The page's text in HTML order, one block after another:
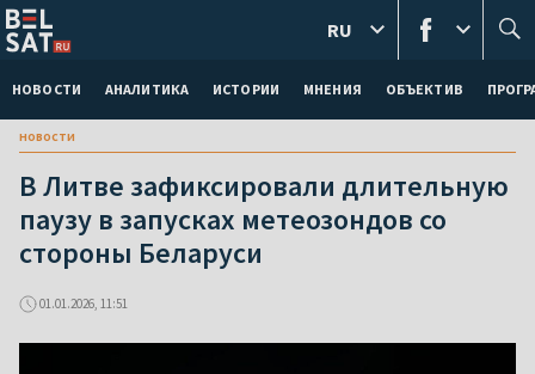
НОВОСТИ АНАЛИТИКА ИСТОРИИ МНЕНИЯ ОБЪЕКТИВ
RU
новости
В Литве зафиксировали длительную
паузу в запусках метеозондов со
стороны Беларуси
01.01.2026, 11:51